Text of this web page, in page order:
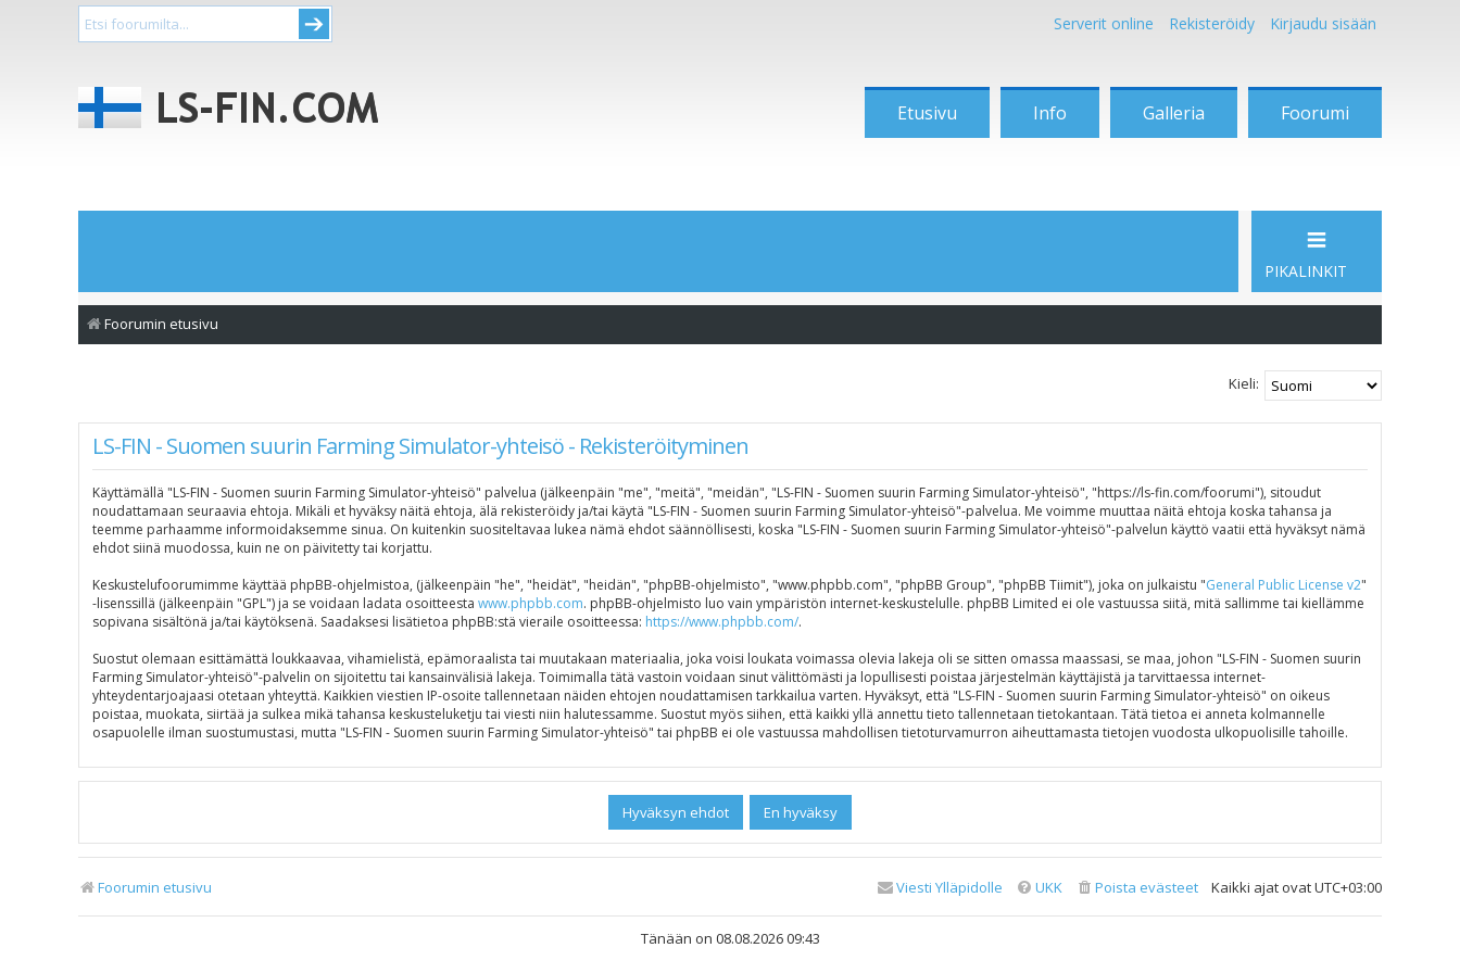
Serverit online Rekisteröidy Kirjaudu sisään
Etusivu Info Galleria Foorumi
PIKALINKIT
Foorumin etusivu
Kieli:
LS-FIN - Suomen suurin Farming Simulator-yhteisö - Rekisteröityminen
Käyttämällä "LS-FIN - Suomen suurin Farming Simulator-yhteisö" palvelua (jälkeenpäin "me", "meitä", "meidän", "LS-FIN - Suomen suurin Farming Simulator-yhteisö", "https://ls-fin.com/foorumi"), sitoudut
noudattamaan seuraavia ehtoja. Mikäli et hyväksy näitä ehtoja, älä rekisteröidy ja/tai käytä "LS-FIN - Suomen suurin Farming Simulator-yhteisö"-palvelua. Me voimme muuttaa näitä ehtoja koska tahansa ja
teemme parhaamme informoidaksemme sinua. On kuitenkin suositeltavaa lukea nämä ehdot säännöllisesti, koska "LS-FIN - Suomen suurin Farming Simulator-yhteisö"-palvelun käyttö vaatii että hyväksyt nämä
ehdot siinä muodossa, kuin ne on päivitetty tai korjattu.
Keskustelufoorumimme käyttää phpBB-ohjelmistoa, (jälkeenpäin "he", "heidät", "heidän", "phpBB-ohjelmisto", "www.phpbb.com", "phpBB Group", "phpBB Tiimit"), joka on julkaistu "General Public License v2"
-lisenssillä (jälkeenpäin "GPL") ja se voidaan ladata osoitteesta www.phpbb.com. phpBB-ohjelmisto luo vain ympäristön internet-keskustelulle. phpBB Limited ei ole vastuussa siitä, mitä sallimme tai kiellämme
sopivana sisältönä ja/tai käytöksenä. Saadaksesi lisätietoa phpBB:stä vieraile osoitteessa: https://www.phpbb.com/.
Suostut olemaan esittämättä loukkaavaa, vihamielistä, epämoraalista tai muutakaan materiaalia, joka voisi loukata voimassa olevia lakeja oli se sitten omassa maassasi, se maa, johon "LS-FIN - Suomen suurin
Farming Simulator-yhteisö"-palvelin on sijoitettu tai kansainvälisiä lakeja. Toimimalla tätä vastoin voidaan sinut välittömästi ja lopullisesti poistaa järjestelmän käyttäjistä ja tarvittaessa internet-
yhteydentarjoajaasi otetaan yhteyttä. Kaikkien viestien IP-osoite tallennetaan näiden ehtojen noudattamisen tarkkailua varten. Hyväksyt, että "LS-FIN - Suomen suurin Farming Simulator-yhteisö" on oikeus
poistaa, muokata, siirtää ja sulkea mikä tahansa keskusteluketju tai viesti niin halutessamme. Suostut myös siihen, että kaikki yllä annettu tieto tallennetaan tietokantaan. Tätä tietoa ei anneta kolmannelle
osapuolelle ilman suostumustasi, mutta "LS-FIN - Suomen suurin Farming Simulator-yhteisö" tai phpBB ei ole vastuussa mahdollisen tietoturvamurron aiheuttamasta tietojen vuodosta ulkopuolisille tahoille.
Foorumin etusivu Kaikki ajat ovatUTC+03:00
Poista evästeet
UKK
Viesti Ylläpidolle
Tänään on 08.08.2026 09:43